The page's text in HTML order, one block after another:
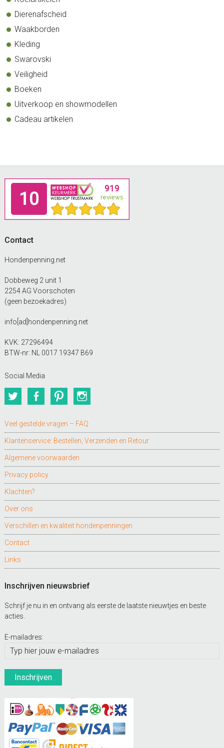
Dierenafscheid
Waakborden
Kleding
Swarovski
Veiligheid
Boeken
Uitverkoop en showmodellen
Cadeau artikelen
Footer
Contact
Hondenpenning.net
Dobbeweg 2 unit 1
2254 AG Voorschoten
(geen bezoekadres)
info[ad]hondenpenning.net
KVK: 27296494
BTW-nr: NL 0017 19347 B69
Social Media
TwitterFacebookPinterest
Veel gestelde vragen – FAQ
Klantenservice: Bestellen, Verzenden en Retour
Algemene voorwaarden
Privacy policy
Klachten?
Over ons
Verschillen en kwaliteit hondenpenningen
Contact
Links
Inschrijven nieuwsbrief
Schrijf je nu in en ontvang als eerste de laatste nieuwtjes en beste
acties.
E-mailadres: